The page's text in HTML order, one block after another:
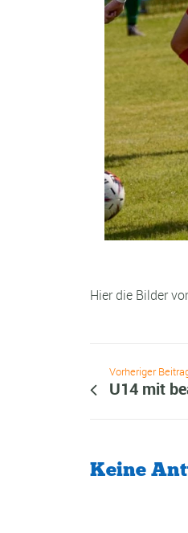
Hier die Bilder
Vorheriger
U14 mit
Keine